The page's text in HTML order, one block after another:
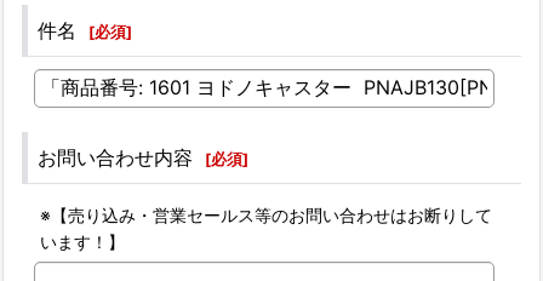
件名 [必須]
お問い合わせ内容 [必須]
※【売り込み・営業セールス等のお問い合わせはお断りして
います！】